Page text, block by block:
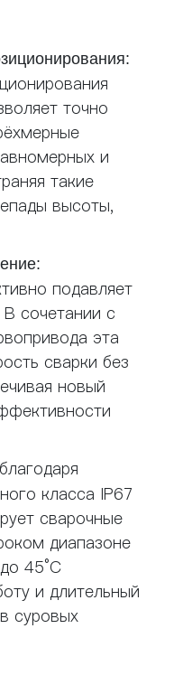
точно
и
такие
высоты,
подавляет
сочетании с
эта
сварки без
новый
благодаря
класса IP67
сварочные
диапазоне
45°C
и длительный
суровых